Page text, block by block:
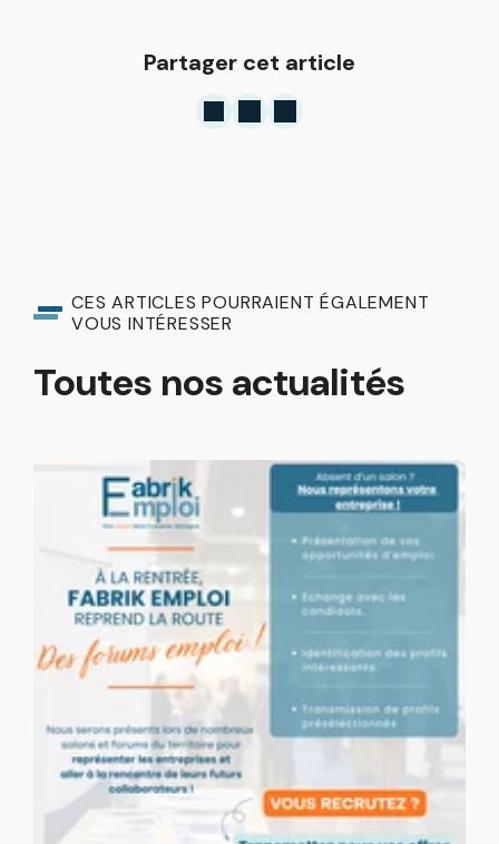
Partager cet article
CES ARTICLES POURRAIENT ÉGALEMENT
VOUS INTÉRESSER
Toutes nos actualités